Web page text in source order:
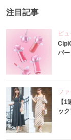
注目記事
ビ
パ
フ
【
ッ